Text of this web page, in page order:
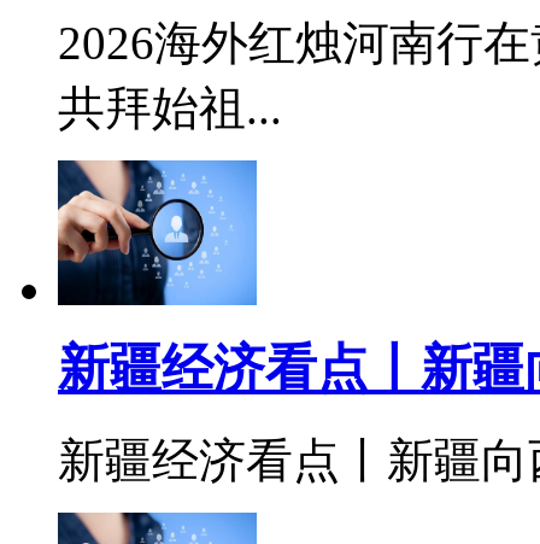
2026海外红烛河南行
共拜始祖...
新疆经济看点丨新
新疆经济看点丨新疆